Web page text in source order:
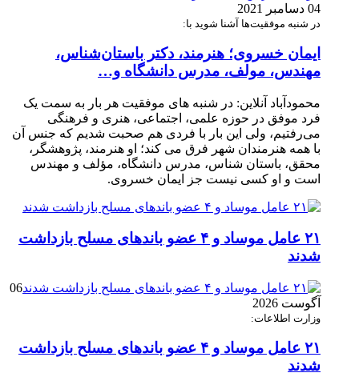
04 دسامبر 2021
در شنبه موفقیت‌ها آشنا شوید با:
ایمان خسروی؛ هنرمند، دکتر باستان‌شناس،
مهندس، مولف، مدرس دانشگاه و…
محمودآباد آنلاین: در شنبه های موفقیت هر بار به سمت یک
فرد موفق در حوزه علمی، اجتماعی، هنری و فرهنگی
می‌رفتیم، ولی این بار با فردی هم صحبت شدیم که جنس آن
با همه هنرمندان شهر فرق می کند؛ او هنرمند، پژوهشگر،
محقق، باستان شناس، مدرس دانشگاه، مؤلف و مهندس
است و او کسی نیست جز ایمان خسروی.
۲۱ عامل موساد و ۴ عضو باند‌های مسلح بازداشت
شدند
06
آگوست 2026
وزارت اطلاعات:
۲۱ عامل موساد و ۴ عضو باند‌های مسلح بازداشت
شدند